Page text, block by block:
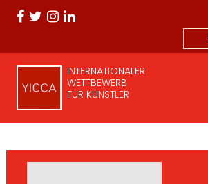
INTERNATIONALER
WETTBEWERB
FÜR KÜNSTLER